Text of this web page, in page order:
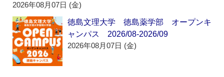
2026年08月07日 (金)
徳島文理大学 徳島薬学部 オープンキ
ャンパス 2026/08-2026/09
2026年08月07日 (金)